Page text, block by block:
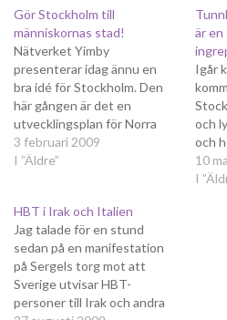
Gör Stockholm till
människornas stad!
Nätverket Yimby
presenterar idag ännu en
bra idé för Stockholm. Den
här gången är det en
utvecklingsplan för Norra
bantorget. Idén är enkel; gör
Norra bantorget till en
torget i och med
upprustning och
nybyggnation. Hotellet
Clarion Sign vid torget
andas…
3 februari 2009
I ”Äldre”
är en
Igår
och
och
10
I
HBT i Irak och Italien
Jag talade för en stund
sedan på en manifestation
på Sergels torg mot att
Sverige utvisar HBT-
personer till Irak och andra